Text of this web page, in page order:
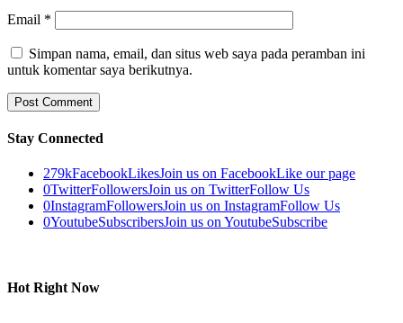
Email *
Simpan nama, email, dan situs web saya pada peramban ini
untuk komentar saya berikutnya.
Stay Connected
279kFacebookLikesJoin us on FacebookLike our page
0TwitterFollowersJoin us on TwitterFollow Us
0InstagramFollowersJoin us on InstagramFollow Us
0YoutubeSubscribersJoin us on YoutubeSubscribe
Hot Right Now